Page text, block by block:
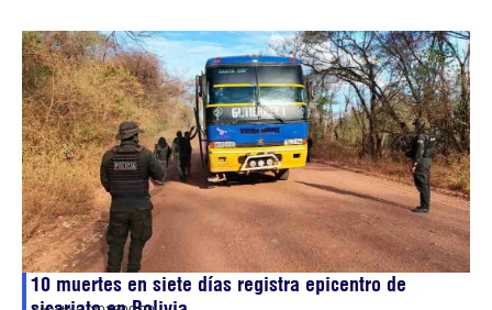
10 muertes en siete días registra epicentro de